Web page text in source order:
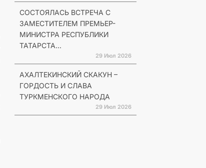
СОСТОЯЛАСЬ ВСТРЕЧА С
ЗАМЕСТИТЕЛЕМ ПРЕМЬЕР-
МИНИСТРА РЕСПУБЛИКИ
ТАТАРСТА...
29 Июл 2026
АХАЛТЕКИНСКИЙ СКАКУН –
ГОРДОСТЬ И СЛАВА
ТУРКМЕНСКОГО НАРОДА
29 Июл 2026